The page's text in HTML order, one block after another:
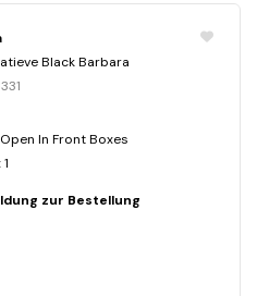
Black Barbara
In Front Boxes
zur Bestellung